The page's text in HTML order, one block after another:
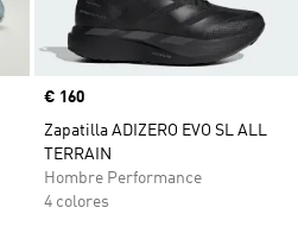
Precio
€ 160
Zapatilla ADIZERO EVO SL ALL
TERRAIN
Hombre Performance
4 colores